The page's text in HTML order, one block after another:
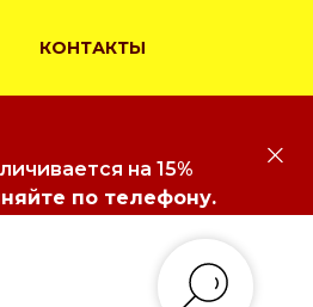
КОНТАКТЫ
на 15%
по телефону.